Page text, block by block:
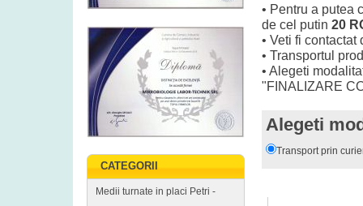
CATEGORII
Medii turnate in placi Petri -
• Pentru a putea
de cel putin 20
• Veti fi
• Transportul
• Alegeti
"FINALIZARE
Alegeti
Transport prin